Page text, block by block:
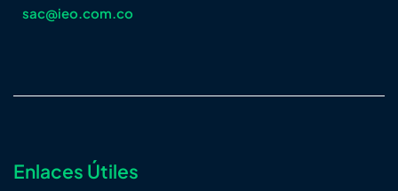
sac@ieo.com.co
Enlaces Útiles